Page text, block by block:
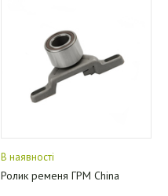
В наявності
Ролик ременя ГРМ China